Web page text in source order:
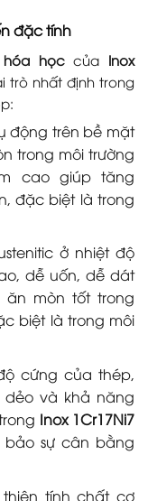
đặc tính
hóa họccủa Inox
trò nhất định trong
động trên bề mặt
trong môi trường
cao giúp tăng
đặc biệt là trong
ở nhiệt độ
dễ uốn, dễ dát
mòn tốt trong
biệt là trong môi
cứng của thép,
và khả năng
Inox 1Cr17Ni7
sự cân bằng
tính chất cơ